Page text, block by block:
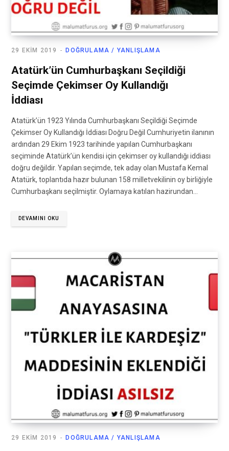
DOĞRULAMA / YANLIŞLAMA
29 EKIM 2019
Atatürk’ün Cumhurbaşkanı Seçildiği
Seçimde Çekimser Oy Kullandığı
İddiası
Atatürk’ün 1923 Yılında Cumhurbaşkanı Seçildiği Seçimde
Çekimser Oy Kullandığı İddiası Doğru Değil Cumhuriyetin ilanının
ardından 29 Ekim 1923 tarihinde yapılan Cumhurbaşkanı
seçiminde Atatürk’ün kendisi için çekimser oy kullandığı iddiası
doğru değildir. Yapılan seçimde, tek aday olan Mustafa Kemal
Atatürk, toplantıda hazır bulunan 158 milletvekilinin oy birliğiyle
Cumhurbaşkanı seçilmiştir. Oylamaya katılan hazirundan…
DEVAMINI OKU
DOĞRULAMA / YANLIŞLAMA
29 EKIM 2019